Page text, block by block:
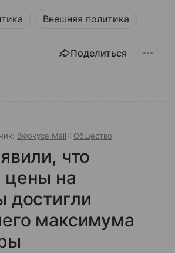
Внешняя политика
Поделиться
ВФокусе Mail Общество
что
на
достигли
максимума